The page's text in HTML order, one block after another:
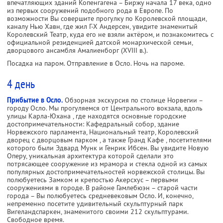
впечатляющих зданий Копенгагена – Биржу начала 17 века, одно
из первых сооружений подобного рода в Европе. По
возможности Вы совершите прогулку по Королевской площади,
каналу Нью Хавн, где жил Г-Х Андерсен, увидите знаменитый
Королевский Театр, куда его не взяли актёром, и познакомитесь с
официальной резиденцией датской монархической семьи,
дворцового ансамбля Амалиенборг (XVIII в.).
Посадка на паром. Отправление в Осло. Ночь на пароме.
4 день
Прибытие в Осло. Обзорная экскурсия по столице Норвегии –
городу Осло. Мы прогуляемся от Центрального вокзала, вдоль
улицы Карла-Юхана , где находятся основные городские
достопримечательности: Кафедральный собор, здание
Норвежского парламента, Национальный театр, Королевский
дворец с дворцовым парком , а также Гранд Кафе , посетителями
которого были Эдвард Мунк и Генрик Ибсен. Вы увидите Новую
Оперу, уникальная архитектура которой сделали это
потрясающее сооружение из мрамора и стекла одной из самых
популярных достопримечательностей норвежской столицы. Вы
полюбуетесь Замком и крепостью Акерсхус – первыми
сооружениями в городе. В районе Гамлебюэн – старой части
города – Вы полюбуетесь средневековым Осло. И, конечно,
непременно посетите удивительный скульптурный парк
Вигеландспаркен, знаменитого своими 212 скульптурами.
Свободное время.